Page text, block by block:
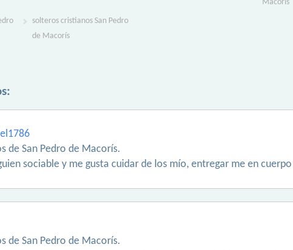
Macorís
solteros cristianos San Pedro
de Macorís
de San Pedro de Macorís.
sociable y me gusta cuidar de los mío, entregar me en
de San Pedro de Macorís.